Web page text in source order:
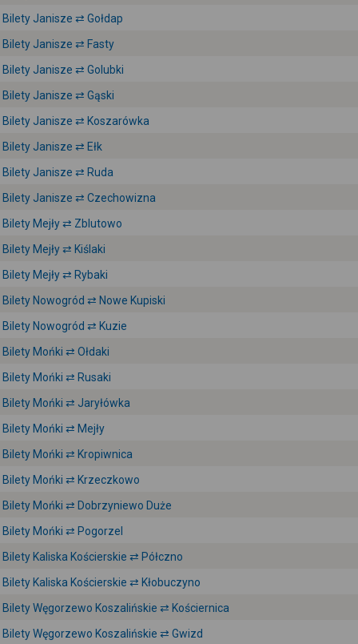
Bilety Janisze ⇄ Gołdap
Bilety Janisze ⇄ Fasty
Bilety Janisze ⇄ Golubki
Bilety Janisze ⇄ Gąski
Bilety Janisze ⇄ Koszarówka
Bilety Janisze ⇄ Ełk
Bilety Janisze ⇄ Ruda
Bilety Janisze ⇄ Czechowizna
Bilety Mejły ⇄ Zblutowo
Bilety Mejły ⇄ Kiślaki
Bilety Mejły ⇄ Rybaki
Bilety Nowogród ⇄ Nowe Kupiski
Bilety Nowogród ⇄ Kuzie
Bilety Mońki ⇄ Ołdaki
Bilety Mońki ⇄ Rusaki
Bilety Mońki ⇄ Jaryłówka
Bilety Mońki ⇄ Mejły
Bilety Mońki ⇄ Kropiwnica
Bilety Mońki ⇄ Krzeczkowo
Bilety Mońki ⇄ Dobrzyniewo Duże
Bilety Mońki ⇄ Pogorzel
Bilety Kaliska Kościerskie ⇄ Półczno
Bilety Kaliska Kościerskie ⇄ Kłobuczyno
Bilety Węgorzewo Koszalińskie ⇄ Kościernica
Bilety Węgorzewo Koszalińskie ⇄ Gwizd